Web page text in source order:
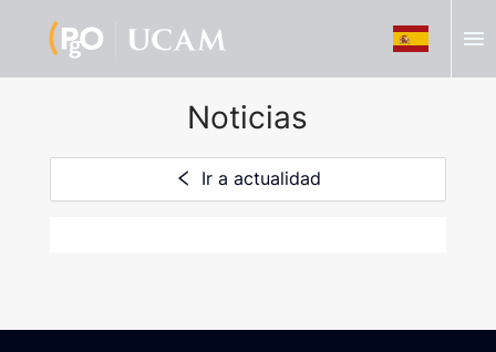
menu
Noticias
Ir a actualidad